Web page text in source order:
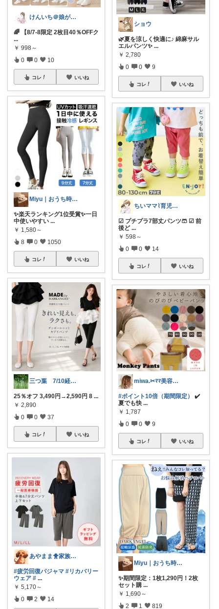
けんいち＠娘が喜んだマタニティ用品
🌈 【8/7-8限定 2枚目40％OFFク
...
￥ 998～
0 0 10
コレ いいね
Miyu｜おうち時間の小さな幸せ🌸
✨楽天ランキング1位受賞✨一日
中使いやすい ...
￥ 1,580～
8 0 1050
コレ いいね
三つ葉 7/10経由購入感謝
25％オフ 3,490円→2,590円 8 ...
￥ 2,890
0 0 37
コレ いいね
あやまま🐥家族全インフルエンザ😓
#疲労回復パジャマ #リカバリー
ウェア # ...
￥ 5,170～
0 2 14
ショウ
🌿夏を涼しく快適に♪ 綿麻サル
エルパンツ✨ ...
￥ 2,780
0 0 9
コレ いいね
ちいママ⌇育児グッズ𖤣𖥧𖥣𖡡
☑︎ プチプラ7部丈パンツ🩳 ☑︎ 前
後ど ...
￥ 598～
0 0 14
コレ いいね
miwa.✂︎ﾏﾏ美容師💎
#ポイント10倍（期間限定）
✔️
夏でも快 ...
￥ 1,787
0 0 9
コレ いいね
Miyu｜おうち時間の小さな幸せ🌸
✨期間限定：1枚1,290円！2枚
セット購 ...
￥ 1,690～
2 1 819